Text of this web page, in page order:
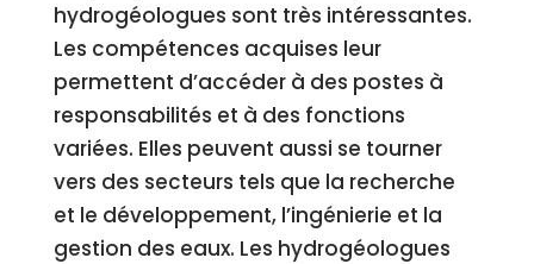
hydrogéologues sont très intéressantes.
Les compétences acquises leur
permettent d’accéder à des postes à
responsabilités et à des fonctions
variées. Elles peuvent aussi se tourner
vers des secteurs tels que la recherche
et le développement, l’ingénierie et la
gestion des eaux. Les hydrogéologues